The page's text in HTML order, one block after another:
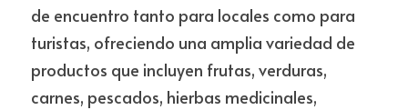
de encuentro tanto para locales como para
turistas, ofreciendo una amplia variedad de
productos que incluyen frutas, verduras,
carnes, pescados, hierbas medicinales,